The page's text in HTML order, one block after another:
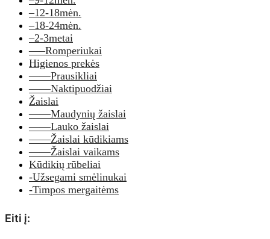
–12-18mėn.
–18-24mėn.
–2-3metai
—–Romperiukai
Higienos prekės
——Prausikliai
——Naktipuodžiai
Žaislai
——Maudynių žaislai
——Lauko žaislai
——Žaislai kūdikiams
——Žaislai vaikams
Kūdikių rūbeliai
-Užsegami smėlinukai
-Timpos mergaitėms
Eiti į: